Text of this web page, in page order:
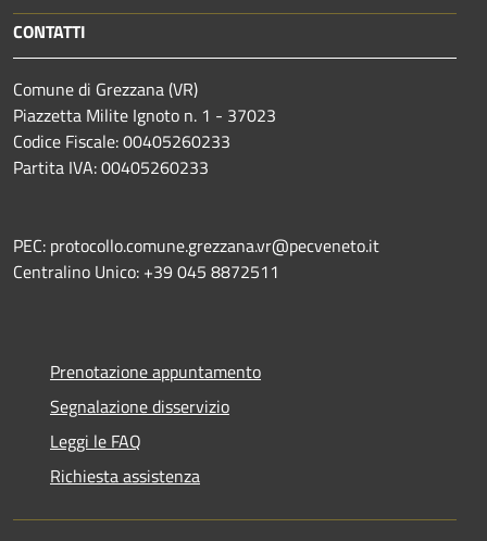
CONTATTI
Comune di Grezzana (VR)
Piazzetta Milite Ignoto n. 1 - 37023
Codice Fiscale: 00405260233
Partita IVA: 00405260233
PEC: protocollo.comune.grezzana.vr@pecveneto.it
Centralino Unico: +39 045 8872511
Prenotazione appuntamento
Segnalazione disservizio
Leggi le FAQ
Richiesta assistenza